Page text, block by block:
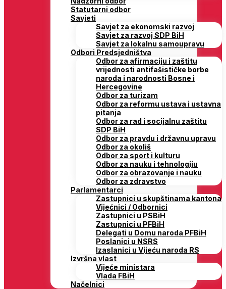
Statutarni odbor
Savjeti
Savjet za ekonomski razvoj
Savjet za razvoj SDP BiH
Savjet za lokalnu samoupravu
Odbori Predsjedništva
Odbor za afirmaciju i zaštitu
vrijednosti antifašističke borbe
naroda i narodnosti Bosne i
Hercegovine
Odbor za turizam
Odbor za reformu ustava i ustavna
pitanja
Odbor za rad i socijalnu zaštitu
SDP BiH
Odbor za pravdu i državnu upravu
Odbor za okoliš
Odbor za sport i kulturu
Odbor za nauku i tehnologiju
Odbor za obrazovanje i nauku
Odbor za zdravstvo
Parlamentarci
Zastupnici u skupštinama kantona
Vijećnici / Odbornici
Zastupnici u PSBiH
Zastupnici u PFBiH
Delegati u Domu naroda PFBiH
Poslanici u NSRS
Izaslanici u Vijeću naroda RS
Izvršna vlast
Vijeće ministara
Vlada FBiH
Načelnici